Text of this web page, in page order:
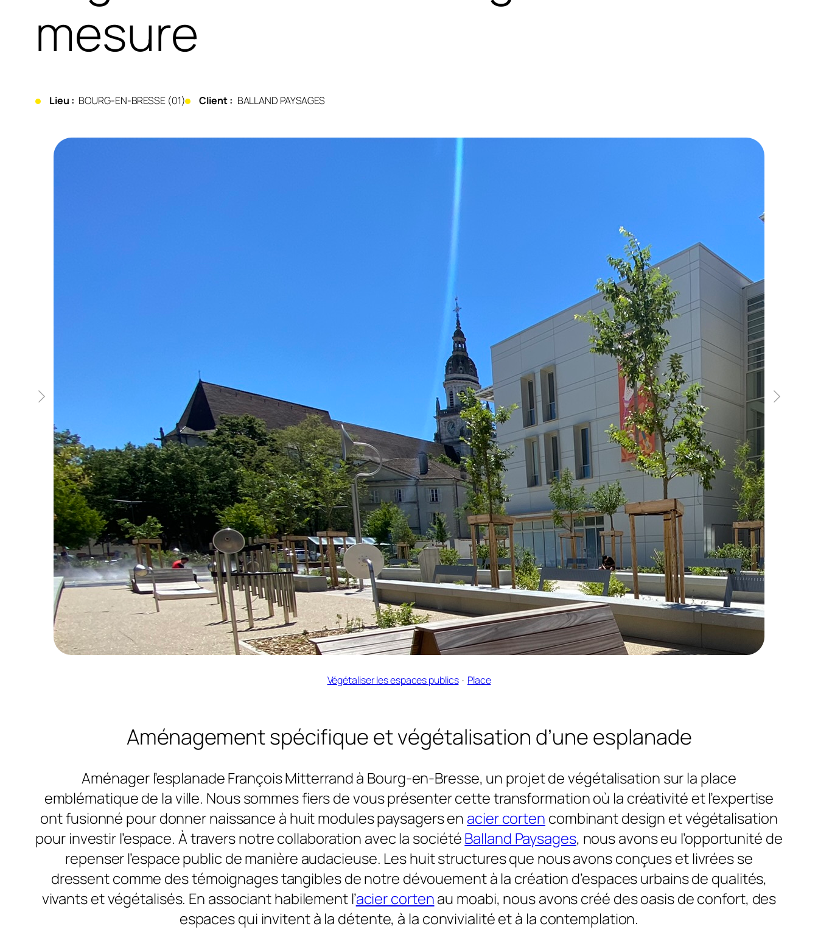
mesure
Lieu : BOURG-EN-BRESSE (01) Client : BALLAND PAYSAGES
Végétaliser les espaces publics
  ·
Place
Aménagement spécifique et végétalisation d’une esplanade
Aménager l’esplanade François Mitterrand à Bourg-en-Bresse, un projet de végétalisation sur la place
emblématique de la ville. Nous sommes fiers de vous présenter cette transformation où la créativité et l’expertise
ont fusionné pour donner naissance à huit modules paysagers en acier corten combinant design et végétalisation
pour investir l’espace. À travers notre collaboration avec la sociétéBalland Paysages, nous avons eu l’opportunité de
repenser l’espace public de manière audacieuse. Les huit structures que nous avons conçues et livrées se
dressent comme des témoignages tangibles de notre dévouement à la création d’espaces urbains de qualités,
vivants et végétalisés. En associant habilement l’acier cortenau moabi, nous avons créé des oasis de confort, des
espaces qui invitent à la détente, à la convivialité et à la contemplation.